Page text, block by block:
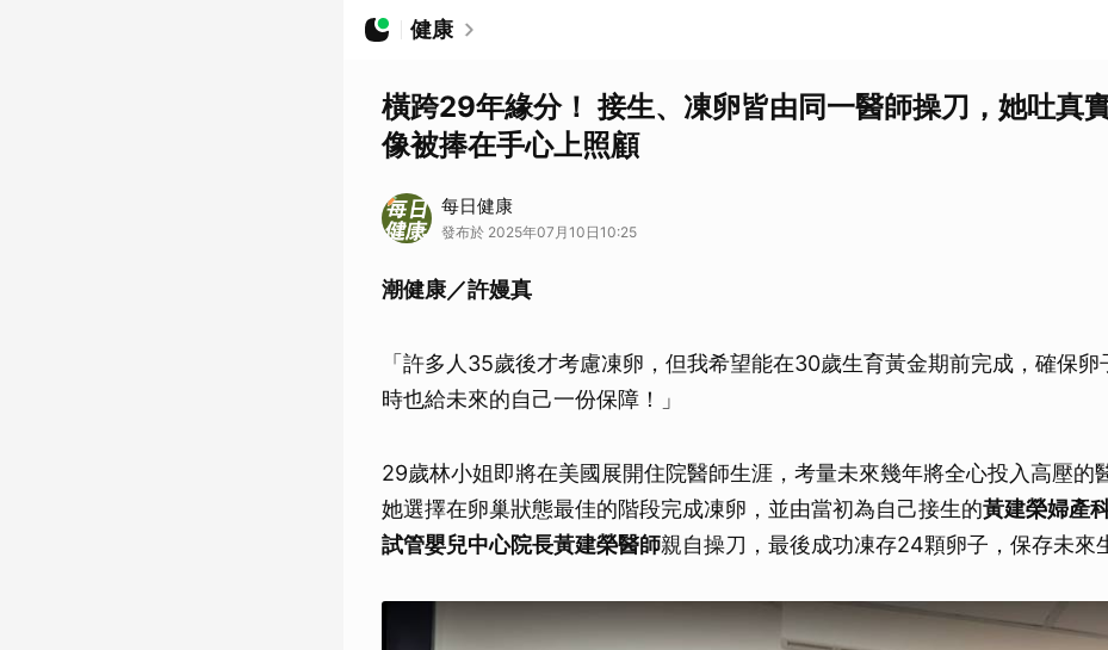
健康
橫跨29年緣分！ 接生、凍卵皆由同一醫師操刀，她吐真
像被捧在手心上照顧
每日健康
發布於 2025年07月10日10:25
潮健康／許嫚真
「許多人35歲後才考慮凍卵，但我希望能在30歲生育黃金期前完成，確保卵
時也給未來的自己一份保障！」
29歲林小姐即將在美國展開住院醫師生涯，考量未來幾年將全心投入高壓的
她選擇在卵巢狀態最佳的階段完成凍卵，並由當初為自己接生的黃建榮婦產
試管嬰兒中心院長黃建榮醫師親自操刀，最後成功凍存24顆卵子，保存未來